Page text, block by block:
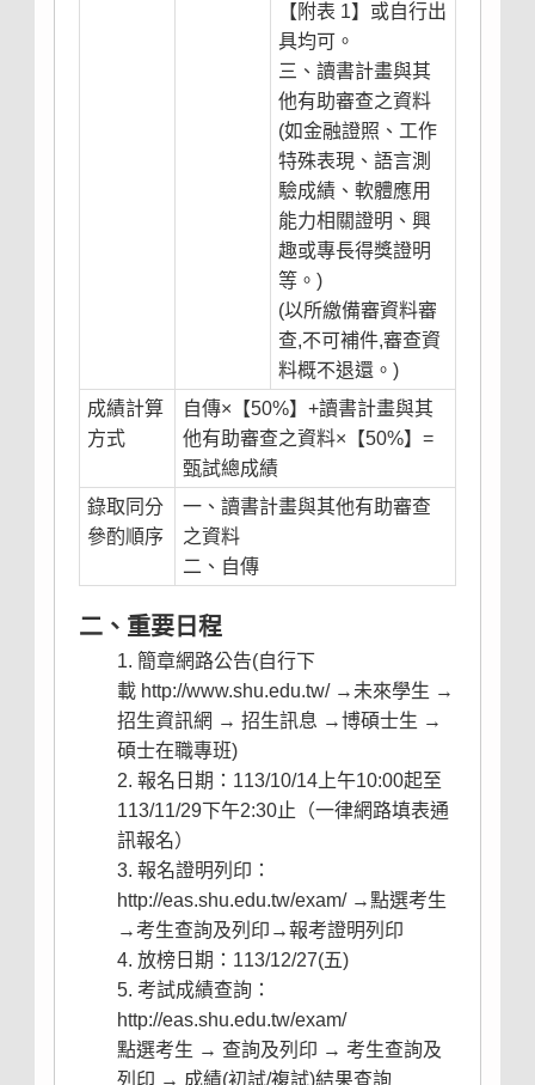
【附表 1】或自行出
具均可。
三、讀書計畫與其
他有助審查之資料
(如金融證照、工作
特殊表現、語言測
驗成績、軟體應用
能力相關證明、興
趣或專長得獎證明
等。)
(以所繳備審資料審
查,不可補件,審查資
料概不退還。)
成績計算
方式
自傳×【50%】+讀書計畫與其
他有助審查之資料×【50%】=
甄試總成績
錄取同分
參酌順序
一、讀書計畫與其他有助審查
之資料
二、自傳
二、重要日程
簡章網路公告(自行下
載 http://www.shu.edu.tw/→未來學生 →
招生資訊網 → 招生訊息 →博碩士生 →
碩士在職專班)
報名日期：113/10/14上午10:00起至
113/11/29下午2:30止（一律網路填表通
訊報名）
報名證明列印：
http://eas.shu.edu.tw/exam/→點選考生
→考生查詢及列印→報考證明列印
放榜日期：113/12/27(五)
考試成績查詢：
http://eas.shu.edu.tw/exam/
點選考生 → 查詢及列印 → 考生查詢及
列印 → 成績(初試/複試)結果查詢